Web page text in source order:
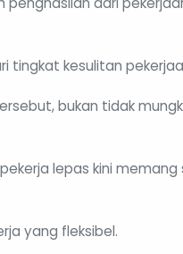
tingkat kesulitan
bukan tidak
lepas kini memang
yang fleksibel.